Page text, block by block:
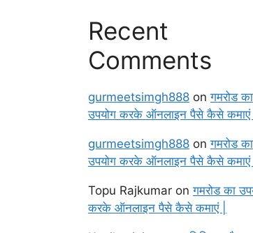
Recent
Comments
gurmeetsimgh888 onगमरोड का
उपयोग करके ऑनलाइन पैसे कैसे कमाएं |
gurmeetsimgh888 onगमरोड का
उपयोग करके ऑनलाइन पैसे कैसे कमाएं |
Topu Rajkumar onगमरोड का
करके ऑनलाइन पैसे कैसे कमाएं |